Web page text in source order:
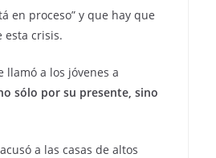
en proceso” y que hay que
esta crisis.
a los jóvenes a
sólo por su presente, sino
a las casas de altos